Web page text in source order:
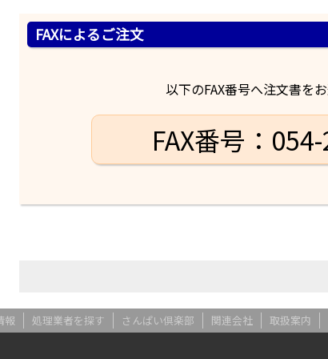
FAXによるご注文
以下のFAX番号へ注文書を
FAX番号：
報 処理業者を探す さんぱい倶楽部 関連会社 取扱案内